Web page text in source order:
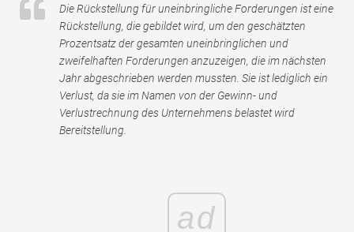
Die Rückstellung für uneinbringliche Forderungen ist eine
Rückstellung, die gebildet wird, um den geschätzten
Prozentsatz der gesamten uneinbringlichen und
zweifelhaften Forderungen anzuzeigen, die im nächsten
Jahr abgeschrieben werden mussten. Sie ist lediglich ein
Verlust, da sie im Namen von der Gewinn- und
Verlustrechnung des Unternehmens belastet wird
Bereitstellung.
ad